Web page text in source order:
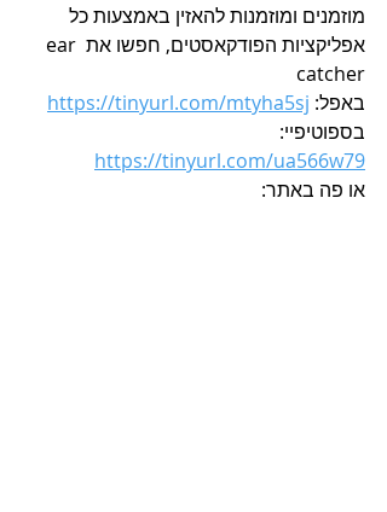
מוזמנים ומוזמנות להאזין באמצעות כל
אפליקציות הפודקאסטים, חפשו את ear
catcher
באפל: https://tinyurl.com/mtyha5sj
בספוטיפיי:
https://tinyurl.com/ua566w79
או פה באתר: